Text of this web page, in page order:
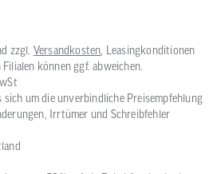
zzgl. Versandkosten , Leasingkonditionen
können ggf. abweichen.
sich um die unverbindliche Preisempfehlung
Irrtümer und Schreibfehler